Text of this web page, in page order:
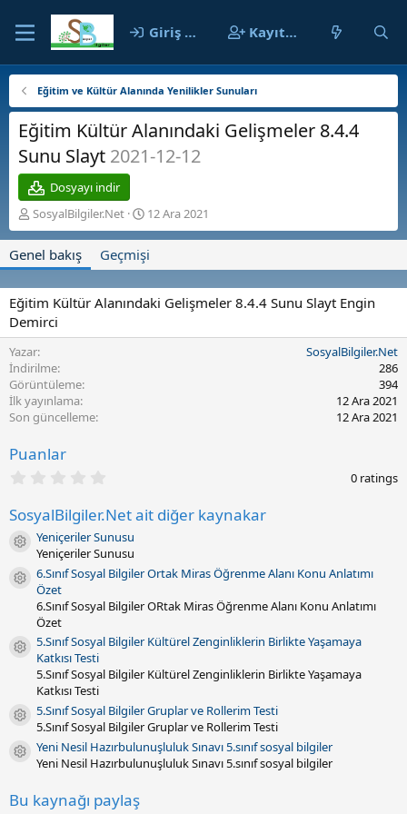
Giriş yap Kayıt ol
Eğitim ve Kültür Alanında Yenilikler Sunuları
Eğitim Kültür Alanındaki Gelişmeler 8.4.4
Sunu Slayt 2021-12-12
Dosyayı indir
Y
a
a
SosyalBilgiler.Net
O
l
ş
u
r
12 Ara 2021
Genel bakış Geçmişi
Eğitim Kültür Alanındaki Gelişmeler 8.4.4 Sunu Slayt Engin
Demirci
Yazar
SosyalBilgiler.Net
İndirilme
286
Görüntüleme
394
İlk yayınlama
12 Ara 2021
Son güncelleme
12 Ara 2021
Puanlar
0
ı
l
d
ı
z
(
a
r
)
0 ratings
SosyalBilgiler.Net ait diğer kaynakar
Kaynak ikonu
Yeniçeriler Sunusu
Yeniçeriler Sunusu
Kaynak ikonu
6.Sınıf Sosyal Bilgiler Ortak Miras Öğrenme Alanı Konu Anlatımı
Özet
6.Sınıf Sosyal Bilgiler ORtak Miras Öğrenme Alanı Konu Anlatımı
Özet
Kaynak ikonu
5.Sınıf Sosyal Bilgiler Kültürel Zenginliklerin Birlikte Yaşamaya
Katkısı Testi
5.Sınıf Sosyal Bilgiler Kültürel Zenginliklerin Birlikte Yaşamaya
Katkısı Testi
Kaynak ikonu
5.Sınıf Sosyal Bilgiler Gruplar ve Rollerim Testi
5.Sınıf Sosyal Bilgiler Gruplar ve Rollerim Testi
Kaynak ikonu
Yeni Nesil Hazırbulunuşluluk Sınavı 5.sınıf sosyal bilgiler
Yeni Nesil Hazırbulunuşluluk Sınavı 5.sınıf sosyal bilgiler
Bu kaynağı paylaş